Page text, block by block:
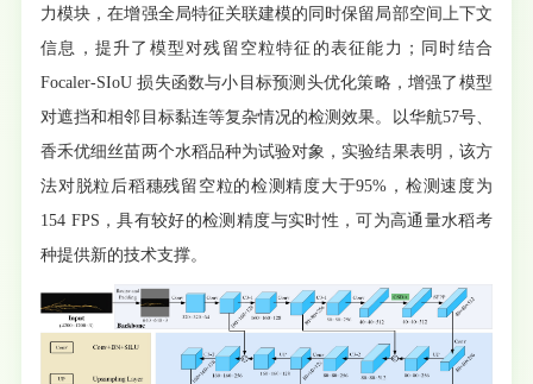
力模块，在增强全局特征关联建模的同时保留局部空间上下文
信息，提升了模型对残留空粒特征的表征能力；同时结合
Focaler-SIoU 损失函数与小目标预测头优化策略，增强了模型
对遮挡和相邻目标黏连等复杂情况的检测效果。以华航57号、
香禾优细丝苗两个水稻品种为试验对象，实验结果表明，该方
法对脱粒后稻穗残留空粒的检测精度大于95%，检测速度为
154 FPS，具有较好的检测精度与实时性，可为高通量水稻考
种提供新的技术支撑。